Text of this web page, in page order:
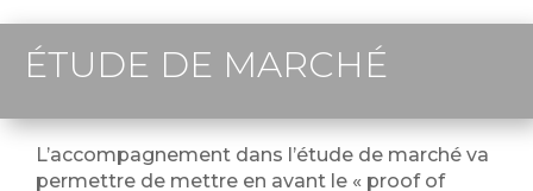
ÉTUDE DE MARCHÉ
L’accompagnement dans l’étude de marché va
permettre de mettre en avant le « proof of